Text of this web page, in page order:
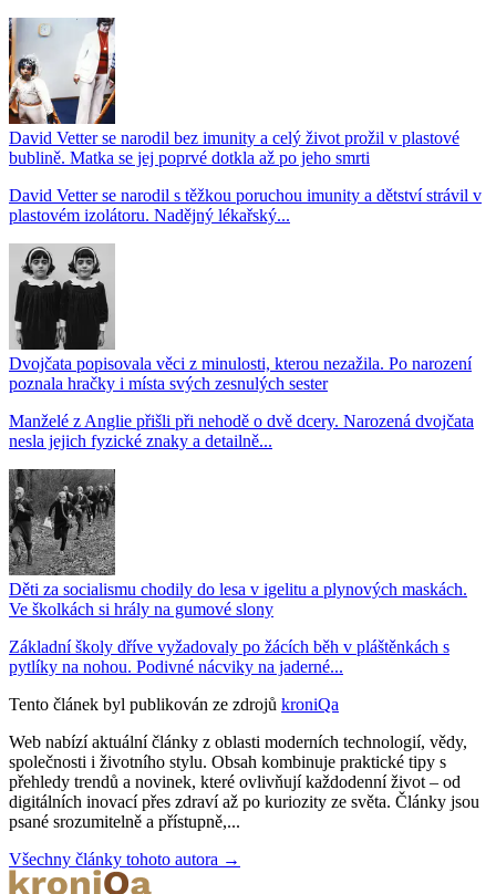
David Vetter se narodil bez imunity a celý život prožil v plastové
bublině. Matka se jej poprvé dotkla až po jeho smrti
David Vetter se narodil s těžkou poruchou imunity a dětství strávil v
plastovém izolátoru. Nadějný lékařský...
Dvojčata popisovala věci z minulosti, kterou nezažila. Po narození
poznala hračky i místa svých zesnulých sester
Manželé z Anglie přišli při nehodě o dvě dcery. Narozená dvojčata
nesla jejich fyzické znaky a detailně...
Děti za socialismu chodily do lesa v igelitu a plynových maskách.
Ve školkách si hrály na gumové slony
Základní školy dříve vyžadovaly po žácích běh v pláštěnkách s
pytlíky na nohou. Podivné nácviky na jaderné...
Tento článek byl publikován ze zdrojů kroniQa
Web nabízí aktuální články z oblasti moderních technologií, vědy,
společnosti i životního stylu. Obsah kombinuje praktické tipy s
přehledy trendů a novinek, které ovlivňují každodenní život – od
digitálních inovací přes zdraví až po kuriozity ze světa. Články jsou
psané srozumitelně a přístupně,...
Všechny články tohoto autora →